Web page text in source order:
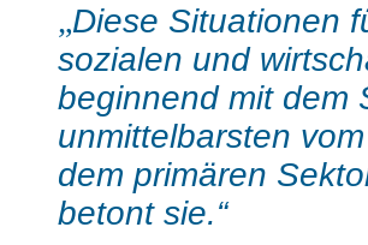
„Diese Situationen
sozialen und
beginnend mit dem
unmittelbarsten
dem primären
betont sie.“